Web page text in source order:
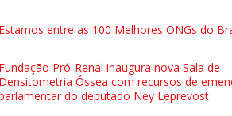
Estamos entre as 100 Melhores ONGs do
Fundação Pró-Renal inaugura nova Sala de
Densitometria Óssea com recursos de
do deputado Ney Leprevost